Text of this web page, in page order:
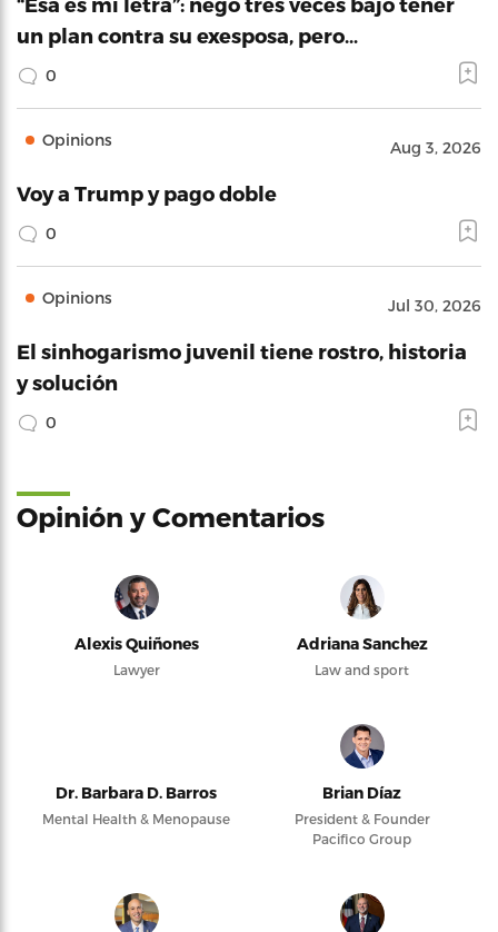
un plan contra su exesposa, pero…
0
Opinions Aug 3, 2026
Voy a Trump y pago doble
0
Opinions Jul 30, 2026
El sinhogarismo juvenil tiene rostro, historia
y solución
0
Opinión y Comentarios
Alexis Quiñones
Lawyer
Adriana Sanchez
Law and sport
Dr. Barbara D. Barros
Mental Health & Menopause
Brian Díaz
President & Founder
Pacifico Group